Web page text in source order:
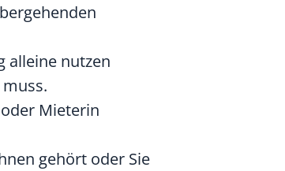
alleine nutzen
Mieterin
gehört oder Sie